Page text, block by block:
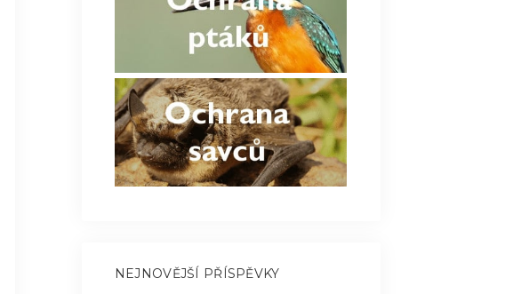
NEJNOVĚJŠÍ PŘÍSPĚVKY